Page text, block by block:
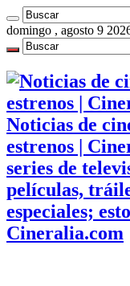
domingo , agosto 9
Noticias de
estrenos |
series de
películas,
especiales;
Cineralia.com